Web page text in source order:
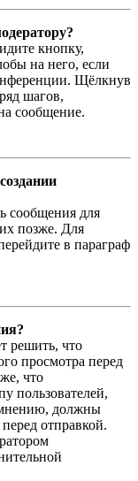
кнопку,
на него, если
Щёлкнув
шагов,
сообщение.
сообщения для
позже. Для
в параграф
решить, что
просмотра перед
что
пользователей,
должны
отправкой.